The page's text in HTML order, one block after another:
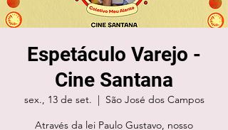
Espetáculo Varejo -
Cine Santana
sex., 13 de set.
  |
São José dos Campos
Através da lei Paulo Gustavo, nosso